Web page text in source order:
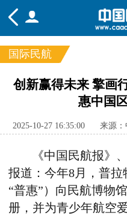
频道
要闻
航图 智库
国际民航
创新赢得未来 擎
惠中国
2025-10-27 16:35:00 来源：
《中国民航报》
报道：今年8月，普拉
“普惠”）向民航博物
册，并为青少年航空